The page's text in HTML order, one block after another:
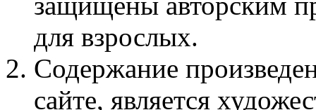
для взрослых.
Содержание
сайте, является